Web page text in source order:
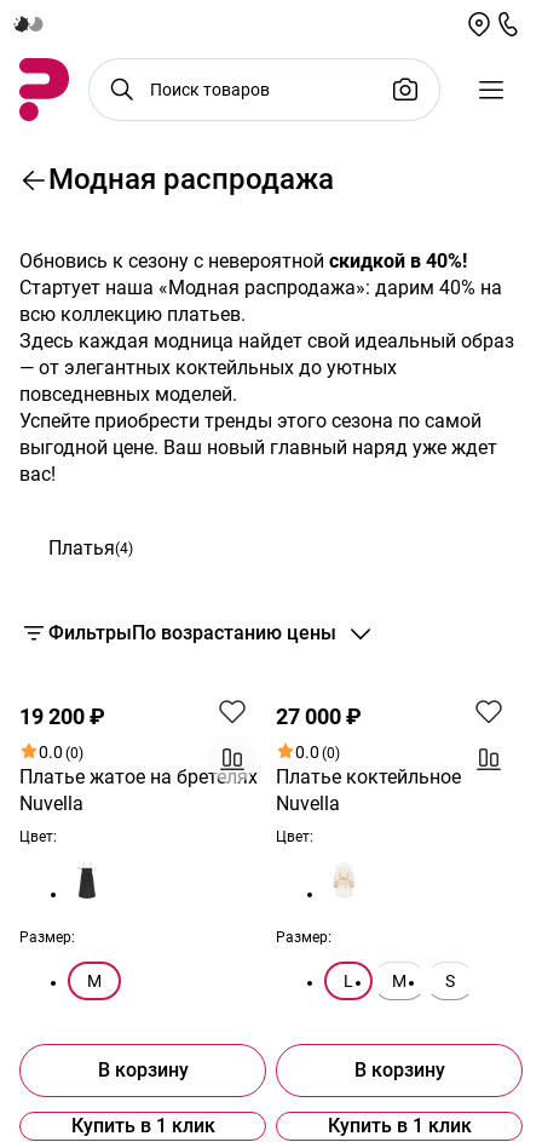
Модная распродажа
Обновись к сезону с невероятной скидкой в 40%!
Стартует наша «Модная распродажа»: дарим 40% на
всю коллекцию платьев.
Здесь каждая модница найдет свой идеальный образ
— от элегантных коктейльных до уютных
повседневных моделей.
Успейте приобрести тренды этого сезона по самой
выгодной цене. Ваш новый главный наряд уже ждет
вас!
Платья(4)
ФильтрыПо возрастанию цены
19 200 ₽
0.0 (0)
Платье жатое на бретелях
Nuvella
Цвет:
Размер:
M
В корзину
Купить в 1 клик
27 000 ₽
0.0 (0)
Платье коктейльное
Nuvella
Цвет:
Размер:
L M S
В корзину
Купить в 1 клик